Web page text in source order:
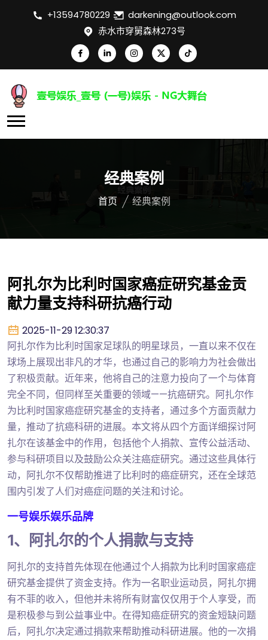
+13594780229
darkening@outlook.com
赤水市穿舅森林273号
经典案例
首页 经典案例
阿扎尔为比利时国家癌症研究基金贡
献力量支持科研抗癌行动
2025-11-29 12:30:37
阿扎尔作为比利时国家足球队的明星球员，一直以来不仅在
球场上展现出非凡的才华，也通过自己的影响力为社会做出
了积极贡献。近年来，他将自己的注意力投向了一个与体育
完全不同，但同样至关重要的领域——抗癌研究。阿扎尔作
为比利时国家癌症研究基金的支持者，通过多个方面贡献力
量，推动了抗癌科研的进展。本文将从四个方面详细探讨阿
扎尔在该基金中的作用，包括他个人捐款、宣传公益活动、
参与科研项目以及鼓励公众关注癌症研究。通过这些具体行
动，阿扎尔不仅帮助推进了比利时的癌症研究，还在全球范
围内引发了人们对癌症问题的关注和讨论。
一号娱乐娱乐品牌
1、阿扎尔的个人捐款与支持
阿扎尔的支持首先体现在他通过个人捐款为比利时国家癌症
研究基金提供了资金支持。作为一名职业运动员，阿扎尔拥
有不菲的收入，但他并未将所有财富仅仅用于个人享受，而
是积极参与到公益事业中。在得知癌症研究的资金短缺问题
后，阿扎尔决定通过捐款来帮助推动科研进展。他的一次捐